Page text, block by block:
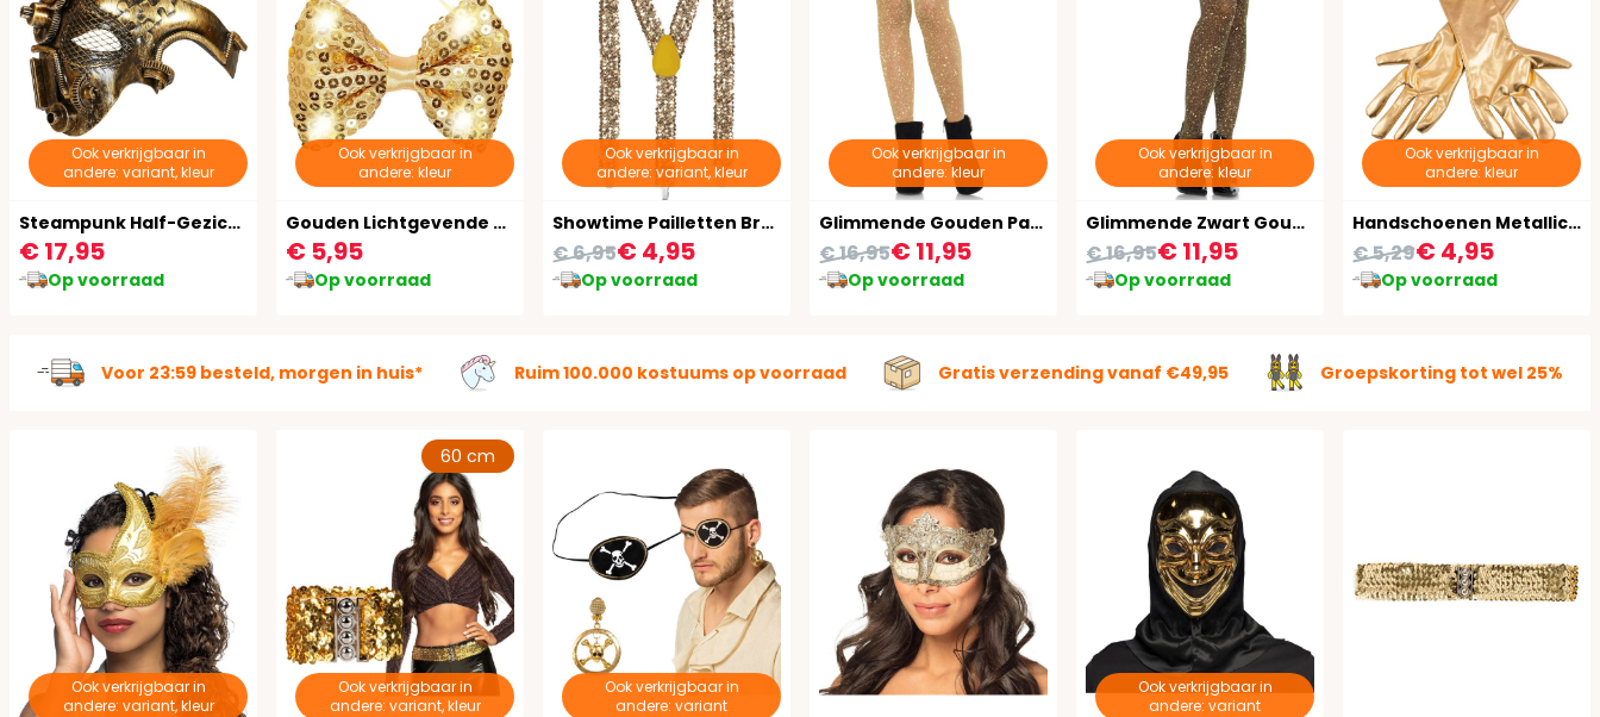
Ook verkrijgbaar in
andere: variant, kleur
Steampunk Half-Gezichts Masker Goud
€ 17,95
Op voorraad
Ook verkrijgbaar in
andere: kleur
Gouden Lichtgevende Pailletten Vlinderstrik
€ 5,95
Op voorraad
Ook verkrijgbaar in
andere: variant, kleur
Showtime Pailletten Bretels Goud
€ 4,95
€ 6,95
Op voorraad
Ook verkrijgbaar in
andere: kleur
Glimmende Gouden Panty
€ 11,95
€ 16,95
Op voorraad
Ook verkrijgbaar in
andere: kleur
Glimmende Zwart Gouden Panty
€ 11,95
€ 16,95
Op voorraad
Ook verkrijgbaar in
andere: kleur
Handschoenen Metallic Goud
€ 4,95
€ 5,29
Op voorraad
Voor 23:59 besteld, morgen in huis* Ruim 100.000 kostuums op voorraad Gratis verzending vanaf €49,95 Groepskorting tot wel 25%
Ook verkrijgbaar in
andere: variant, kleur
Ook verkrijgbaar in
andere: variant, kleur
60 cm
Ook verkrijgbaar in
andere: variant
Ook verkrijgbaar in
andere: variant